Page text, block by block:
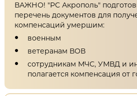
ВАЖНО! "РС Акрополь"
перечень документов для
компенсаций умершим:
военным
ветеранам ВОВ
сотрудникам МЧС, УМВД и
полагается компенсация от